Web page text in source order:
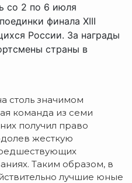
со 2 по 6 июля
финала XIII
России. За награды
страны в
столь значимом
команда из семи
получил право
жесткую
Таким образом, в
лучшие юные